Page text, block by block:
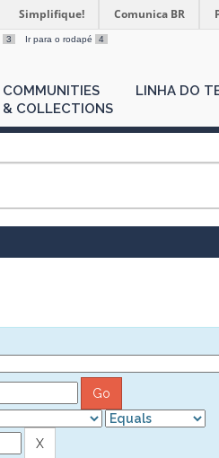
Simplifique! Comunica BR
3 Ir para o rodapé 4
COMMUNITIES
& COLLECTIONS
LINHA DO